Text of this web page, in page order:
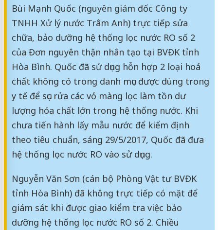
Bùi Mạnh Quốc (nguyên giám đốc Công ty
TNHH Xử lý nước Trâm Anh) trực tiếp sửa
chữa, bảo dưỡng hệ thống lọc nước RO số 2
của Đơn nguyên thận nhân tạo tại BVĐK tỉnh
Hòa Bình. Quốc đã sử dụng hỗn hợp 2 loại hoá
chất không có trong danh mục được dùng trong
y tế để sục rửa các vỏ màng lọc làm tồn dư
lượng hóa chất lớn trong hệ thống nước. Khi
chưa tiến hành lấy mẫu nước để kiểm định
theo tiêu chuẩn, sáng 29/5/2017, Quốc đã đưa
hệ thống lọc nước RO vào sử dụng.
Nguyễn Văn Sơn (cán bộ Phòng Vật tư BVĐK
tỉnh Hòa Bình) đã không trực tiếp có mặt để
giám sát khi được giao kiểm tra việc bảo
dưỡng hệ thống lọc nước RO số 2. Chiều